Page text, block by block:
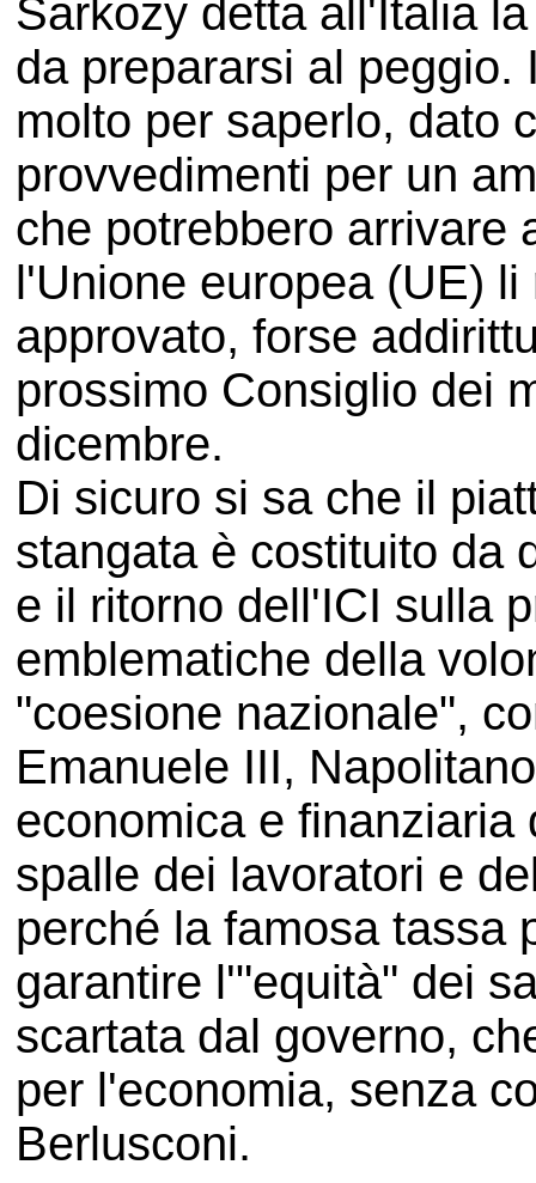
Sarkozy detta all'Italia
da prepararsi al peggio.
molto per saperlo, dato
provvedimenti per un
che potrebbero arrivare
l'Unione europea (UE)
approvato, forse
prossimo Consiglio dei
dicembre.
Di sicuro si sa che il
stangata è costituito da
e il ritorno dell'ICI sulla
emblematiche della
"coesione nazionale",
Emanuele III,
economica e
spalle dei lavoratori e
perché la famosa tassa
garantire l'"equità" dei
scartata dal governo,
per l'economia, senza
Berlusconi.